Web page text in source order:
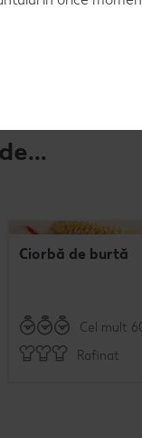
Ciorbă de burtă
Cel mult
Rafinat